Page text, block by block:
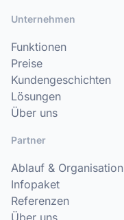
Unternehmen
Funktionen
Preise
Kundengeschichten
Lösungen
Über uns
Partner
Ablauf & Organisation
Infopaket
Referenzen